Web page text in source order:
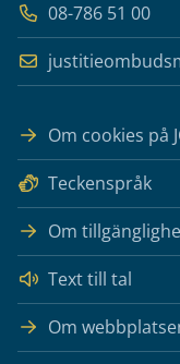
08-786 51 00
Om cookies på
Teckenspråk
Om
Text till tal
Om